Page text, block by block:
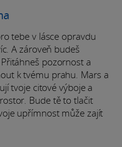
tebe v lásce opravdu
A zároveň budeš
pozornost a
k tvému prahu. Mars a
tvoje citové výboje a
Bude tě to tlačit
upřímnost může zajít